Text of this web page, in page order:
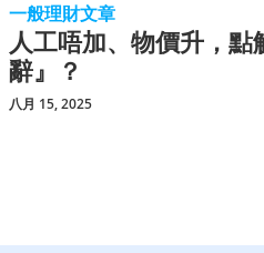
一般理財文章
人工唔加、物價升，
辭』？
八月 15, 2025